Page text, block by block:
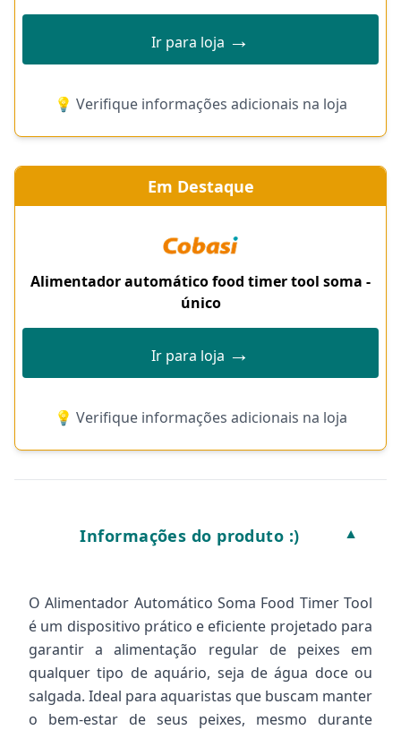
Ir para loja →
💡 Verifique informações adicionais na loja
Em Destaque
Alimentador automático food timer tool soma -
único
Ir para loja →
💡 Verifique informações adicionais na loja
Informações do produto :) ▼
O Alimentador Automático Soma Food Timer Tool
é um dispositivo prático e eficiente projetado para
garantir a alimentação regular de peixes em
qualquer tipo de aquário, seja de água doce ou
salgada. Ideal para aquaristas que buscam manter
o bem-estar de seus peixes, mesmo durante